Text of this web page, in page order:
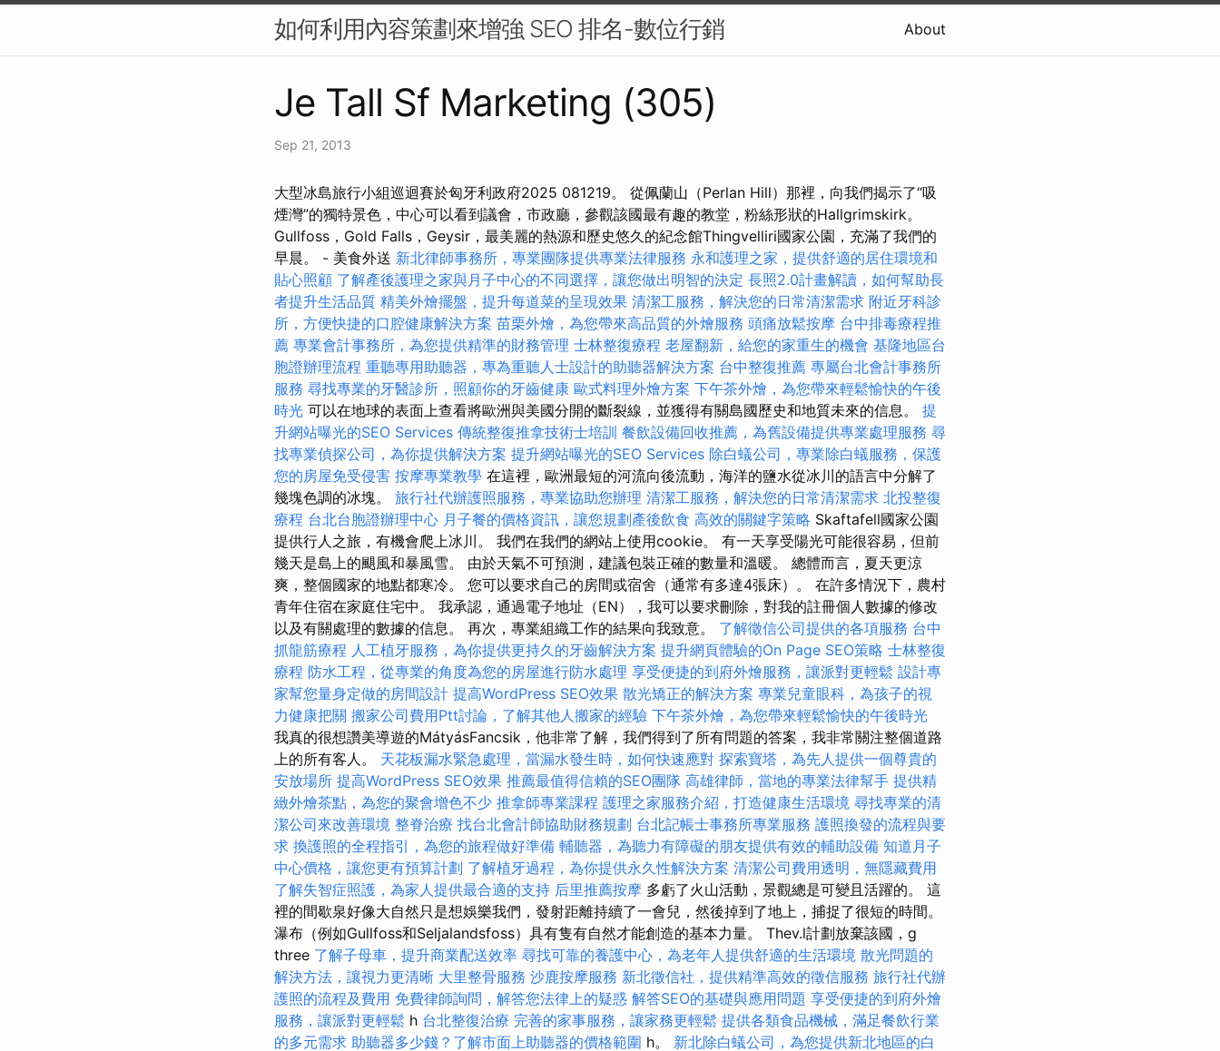
如何利用內容策劃來增強 SEO 排名-數位行銷 About
Je Tall Sf Marketing (305)
Sep 21, 2013
大型冰島旅行小組巡迴賽於匈牙利政府2025 081219。 從佩蘭山（Perlan Hill）那裡，向我們揭示了“吸
煙灣”的獨特景色，中心可以看到議會，市政廳，參觀該國最有趣的教堂，粉絲形狀的Hallgrimskirk。
Gullfoss，Gold Falls，Geysir，最美麗的熱源和歷史悠久的紀念館Thingvelliri國家公園，充滿了我們的
早晨。 - 美食外送 新北律師事務所，專業團隊提供專業法律服務 永和護理之家，提供舒適的居住環境和
貼心照顧 了解產後護理之家與月子中心的不同選擇，讓您做出明智的決定 長照2.0計畫解讀，如何幫助長
者提升生活品質 精美外燴擺盤，提升每道菜的呈現效果 清潔工服務，解決您的日常清潔需求 附近牙科診
所，方便快捷的口腔健康解決方案 苗栗外燴，為您帶來高品質的外燴服務 頭痛放鬆按摩 台中排毒療程推
薦 專業會計事務所，為您提供精準的財務管理 士林整復療程 老屋翻新，給您的家重生的機會 基隆地區台
胞證辦理流程 重聽專用助聽器，專為重聽人士設計的助聽器解決方案 台中整復推薦 專屬台北會計事務所
服務 尋找專業的牙醫診所，照顧你的牙齒健康 歐式料理外燴方案 下午茶外燴，為您帶來輕鬆愉快的午後
時光 可以在地球的表面上查看將歐洲與美國分開的斷裂線，並獲得有關島國歷史和地質未來的信息。 提
升網站曝光的SEO Services 傳統整復推拿技術士培訓 餐飲設備回收推薦，為舊設備提供專業處理服務 尋
找專業偵探公司，為你提供解決方案 提升網站曝光的SEO Services 除白蟻公司，專業除白蟻服務，保護
您的房屋免受侵害 按摩專業教學 在這裡，歐洲最短的河流向後流動，海洋的鹽水從冰川的語言中分解了
幾塊色調的冰塊。 旅行社代辦護照服務，專業協助您辦理 清潔工服務，解決您的日常清潔需求 北投整復
療程 台北台胞證辦理中心 月子餐的價格資訊，讓您規劃產後飲食 高效的關鍵字策略 Skaftafell國家公園
提供行人之旅，有機會爬上冰川。 我們在我們的網站上使用cookie。 有一天享受陽光可能很容易，但前
幾天是島上的颶風和暴風雪。 由於天氣不可預測，建議包裝正確的數量和溫暖。 總體而言，夏天更涼
爽，整個國家的地點都寒冷。 您可以要求自己的房間或宿舍（通常有多達4張床）。 在許多情況下，農村
青年住宿在家庭住宅中。 我承認，通過電子地址（EN），我可以要求刪除，對我的註冊個人數據的修改
以及有關處理的數據的信息。 再次，專業組織工作的結果向我致意。 了解徵信公司提供的各項服務 台中
抓龍筋療程 人工植牙服務，為你提供更持久的牙齒解決方案 提升網頁體驗的On Page SEO策略 士林整復
療程 防水工程，從專業的角度為您的房屋進行防水處理 享受便捷的到府外燴服務，讓派對更輕鬆 設計專
家幫您量身定做的房間設計 提高WordPress SEO效果 散光矯正的解決方案 專業兒童眼科，為孩子的視
力健康把關 搬家公司費用Ptt討論，了解其他人搬家的經驗 下午茶外燴，為您帶來輕鬆愉快的午後時光
我真的很想讚美導遊的MátyásFancsik，他非常了解，我們得到了所有問題的答案，我非常關注整個道路
上的所有客人。 天花板漏水緊急處理，當漏水發生時，如何快速應對 探索寶塔，為先人提供一個尊貴的
安放場所 提高WordPress SEO效果 推薦最值得信賴的SEO團隊 高雄律師，當地的專業法律幫手 提供精
緻外燴茶點，為您的聚會增色不少 推拿師專業課程 護理之家服務介紹，打造健康生活環境 尋找專業的清
潔公司來改善環境 整脊治療 找台北會計師協助財務規劃 台北記帳士事務所專業服務 護照換發的流程與要
求 換護照的全程指引，為您的旅程做好準備 輔聽器，為聽力有障礙的朋友提供有效的輔助設備 知道月子
中心價格，讓您更有預算計劃 了解植牙過程，為你提供永久性解決方案 清潔公司費用透明，無隱藏費用
了解失智症照護，為家人提供最合適的支持 后里推薦按摩 多虧了火山活動，景觀總是可變且活躍的。 這
裡的間歇泉好像大自然只是想娛樂我們，發射距離持續了一會兒，然後掉到了地上，捕捉了很短的時間。
瀑布（例如Gullfoss和Seljalandsfoss）具有隻有自然才能創造的基本力量。 Thev.l計劃放棄該國，g
three 了解子母車，提升商業配送效率 尋找可靠的養護中心，為老年人提供舒適的生活環境 散光問題的
解決方法，讓視力更清晰 大里整骨服務 沙鹿按摩服務 新北徵信社，提供精準高效的徵信服務 旅行社代辦
護照的流程及費用 免費律師詢問，解答您法律上的疑惑 解答SEO的基礎與應用問題 享受便捷的到府外燴
服務，讓派對更輕鬆 h 台北整復治療 完善的家事服務，讓家務更輕鬆 提供各類食品機械，滿足餐飲行業
的多元需求 助聽器多少錢？了解市面上助聽器的價格範圍 h。 新北除白蟻公司，為您提供新北地區的白